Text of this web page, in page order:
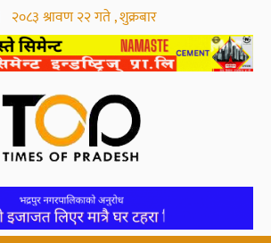
२०८३ श्रावण २२ गते , शुक्रबार